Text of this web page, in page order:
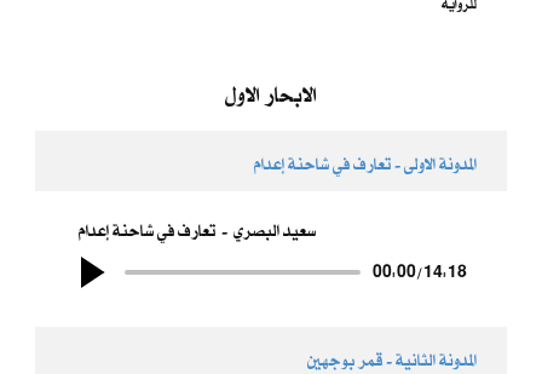
الابحار الاول
المدونة الاولى - تعارف في شاحنة إعدام
تعارف في شاحنة إعدام سعيد البصري
00:00/14:18
المدونة الثانية - قمر بوجهين